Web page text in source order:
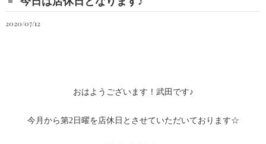
2020/07/12
おはようございます！武田です♪
今月から第2日曜を店休日とさせていただいております☆